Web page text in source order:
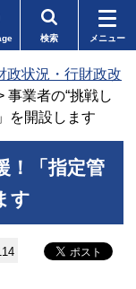
検索 メニュー
政状況・行財政改
事業者の“挑戦し
を開設します
！「指定管
す